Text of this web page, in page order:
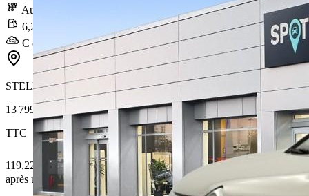
Automatique
6,2 l/100km
C (140 g/km)
STELLANTIS &YOU CORBAS
13 799 €
TTC
119,22 € /Mois
après un premier loyer de 4 139,7 €